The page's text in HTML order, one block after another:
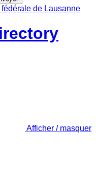
Afficher / masquer